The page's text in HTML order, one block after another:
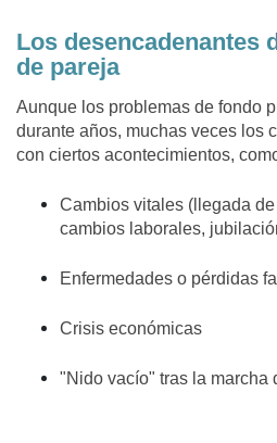
Los desencadenantes
de pareja
Aunque los problemas de fondo
durante años, muchas veces los
con ciertos acontecimientos,
Cambios vitales (llegada
cambios laborales,
Enfermedades o pérdidas
Crisis económicas
"Nido vacío" tras la marcha